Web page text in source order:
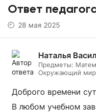
Ответ
28 мая 2025
Наталья
Предметы:
Окружающий
Доброго времени
В любом учебном